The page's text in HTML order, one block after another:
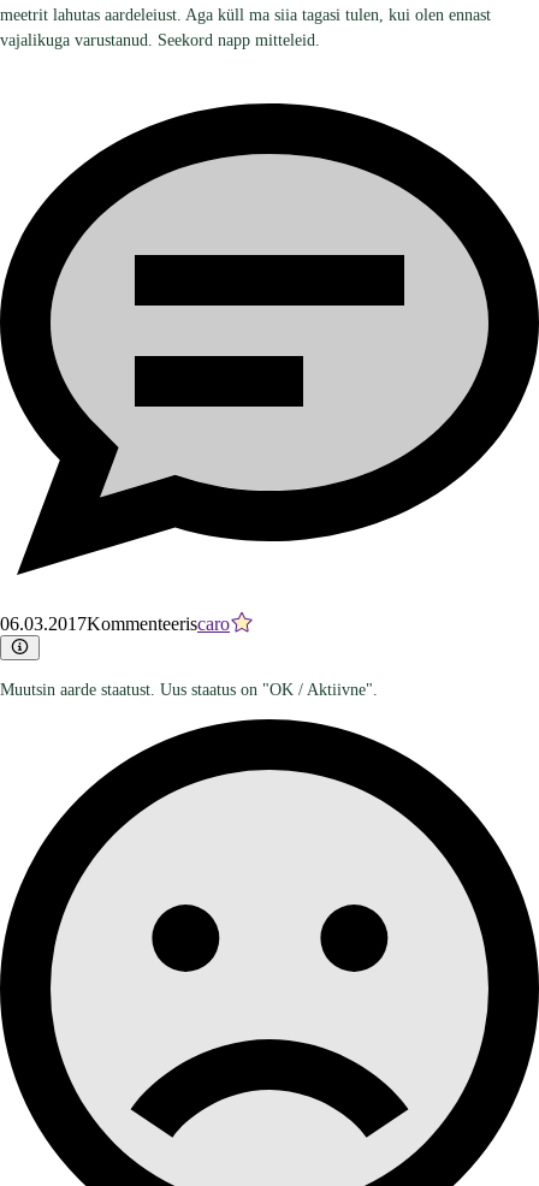
meetrit lahutas aardeleiust. Aga küll ma siia tagasi tulen, kui olen ennast
vajalikuga varustanud. Seekord napp mitteleid.
06.03.2017Kommenteeriscaro
Muutsin aarde staatust. Uus staatus on "OK / Aktiivne".